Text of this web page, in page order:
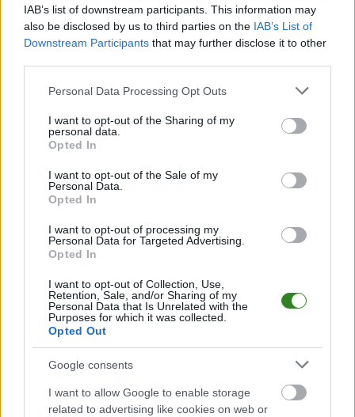
IAB’s list of downstream participants. This information may
also be disclosed by us to third parties on the IAB’s List of
Downstream Participants that may further disclose it to other
Please note that this website/app uses one or more Google
not limited to your visit or usage behaviour. You may click to
grant or deny consent to Google and its third-party tags to
use your data for below specified purposes in below Google
consent section.
Personal Data Processing Opt Outs
I want to opt-out of the Sharing of my
personal data.
Opted In
I want to opt-out of the Sale of my
Personal Data.
Opted In
I want to opt-out of processing my
Personal Data for Targeted Advertising.
Opted In
I want to opt-out of Collection, Use,
Retention, Sale, and/or Sharing of my
Personal Data that Is Unrelated with the
Purposes for which it was collected.
Opted Out
Google consents
I want to allow Google to enable storage
related to advertising like cookies on web or
CZYTAJ TAKŻE
Hitowy powrót do
Błękitnych! „Bieniu”
znów zagra w
Ropczycach
nowy klub
Obrońca pozostaje
na dłużej w Czarnych
Jasło
KOMENTARZE
Uwaga!